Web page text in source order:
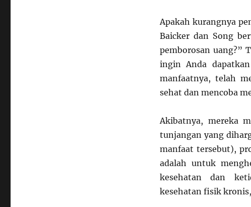
Apakah kurangnya
Baicker dan Song
pemborosan uang?”
ingin Anda
manfaatnya, telah
sehat dan mencoba
Akibatnya, mereka
tunjangan yang
manfaat tersebut),
adalah untuk
kesehatan dan
kesehatan fisik